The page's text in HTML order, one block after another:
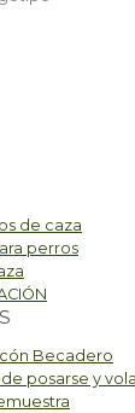
de caza
perros
Becadero
posarse y